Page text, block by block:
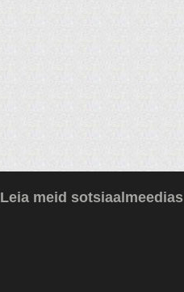
Leia meid sotsiaalmeedias